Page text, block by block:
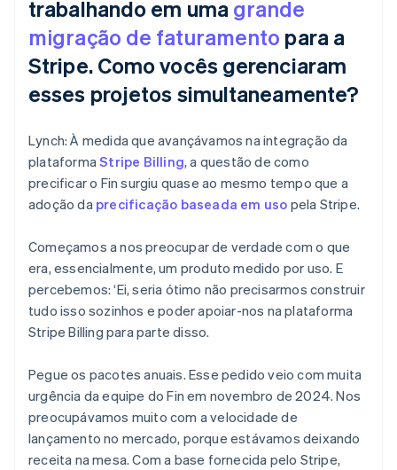
trabalhando em uma grande
migração de faturamento para a
Stripe. Como vocês gerenciaram
esses projetos simultaneamente?
Lynch: À medida que avançávamos na integração da
plataformaStripe Billing, a questão de como
precificar o Fin surgiu quase ao mesmo tempo que a
adoção da precificação baseada em uso pela Stripe.
Começamos a nos preocupar de verdade com o que
era, essencialmente, um produto medido por uso. E
percebemos: ‘Ei, seria ótimo não precisarmos construir
tudo isso sozinhos e poder apoiar-nos na plataforma
Stripe Billing para parte disso.
Pegue os pacotes anuais. Esse pedido veio com muita
urgência da equipe do Fin em novembro de 2024. Nos
preocupávamos muito com a velocidade de
lançamento no mercado, porque estávamos deixando
receita na mesa. Com a base fornecida pelo Stripe,